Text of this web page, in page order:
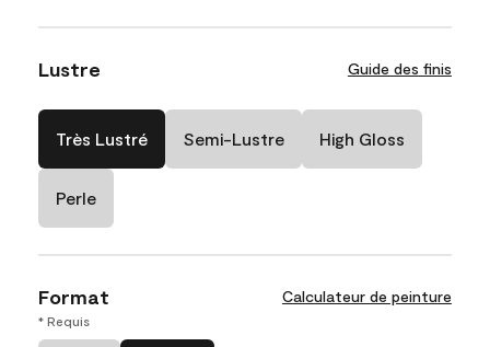
Lustre Guide des finis
Très Lustré Semi-Lustre High Gloss
Perle
Format Calculateur de peinture
* Requis